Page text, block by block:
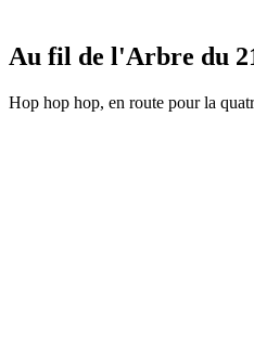
Au fil de l'Arbre du
Hop hop hop, en route pour la